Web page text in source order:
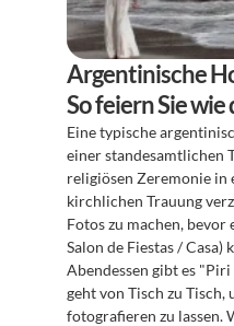
Argentinische
So feiern Sie
Eine typische
einer standesamtlichen
religiösen Zeremonie in
kirchlichen Trauung
Fotos zu machen,
Salon de Fiestas / Casa)
Abendessen gibt es
geht von Tisch zu Tisch,
fotografieren zu lassen.